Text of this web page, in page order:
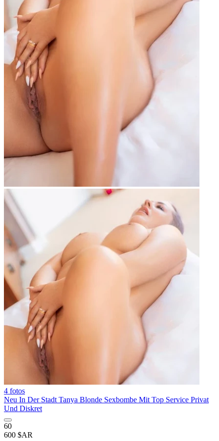
4 fotos
Neu In Der Stadt Tanya Blonde Sexbombe Mit Top Service Privat
Und Diskret
60
600 $AR